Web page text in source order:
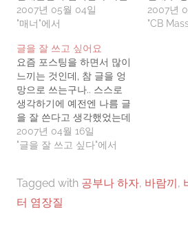
프로그램이 방송중이더군
요.프로그램의 내용은 자신
의뢰를 하면, 작업녀(혹은
남)을 접근시켜 상대방을 테
스트 해보는것. 완전 런던하
츠 고대로 배낀 프로그램인
데 이번에 본 건 의뢰인이
여자였다.그런데, 남자와 작
업녀가 술집에 들어가서 안
주가 나온 장면에서, 남자가
2007년 05월 04일
"매너"에서
져서 건
겨주신것
2007년
"CB
글을 잘 쓰고 싶어요
요즘 포스팅을 하면서 많이
느끼는 것인데, 참 글을 엉
망으로 쓰는구나.. 스스로
생각하기에 예전엔 나름 글
을 잘 쓴다고 생각했었는데
말이죠.. 여러 블로거들의
재치있는 표현으로 가득한
들을 보면서, 전문적인 내용
도 읽기 편하게 전개해나가
2007년 04월 16일
"글을 잘 쓰고 싶다"에서
Tagged with 공부나 하자, 바람끼,
터 염장질